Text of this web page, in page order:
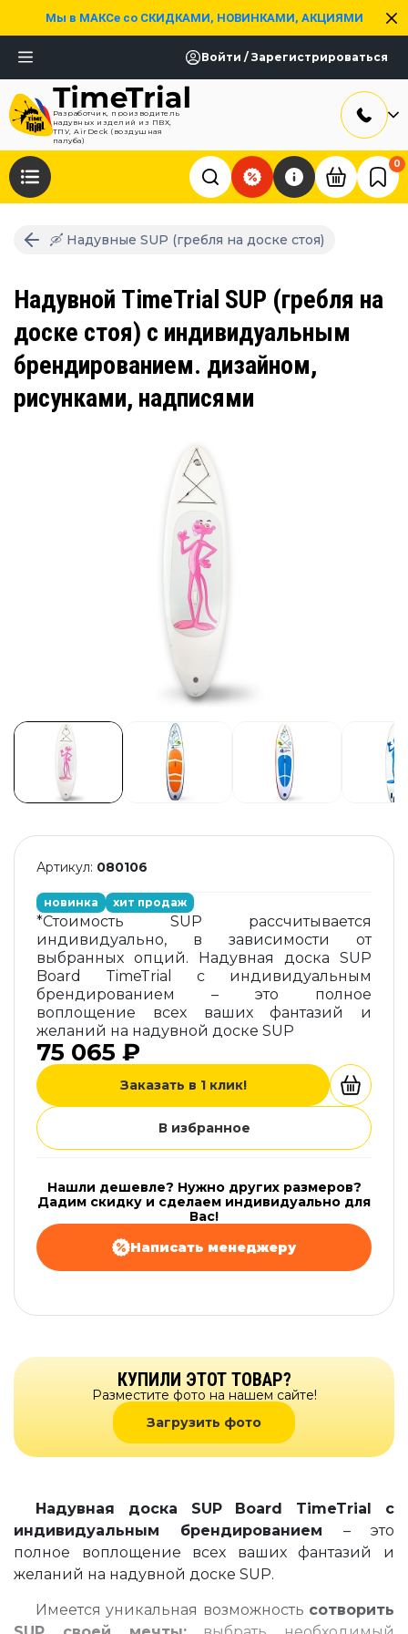
Мы в МАКСе со СКИДКАМИ, НОВИНКАМИ, АКЦИЯМИ
Войти / Зарегистрироваться
Разработчик, производитель
надувных изделий из ПВХ,
ТПУ, AirDeck (воздушная
палуба)
0
🛶 Надувные SUP (гребля на доске стоя)
Надувной TimeTrial SUP (гребля на
доске стоя) с индивидуальным
брендированием. дизайном,
рисунками, надписями
Артикул: 080106
новинка хит продаж
*Стоимость SUP рассчитывается
индивидуально, в зависимости от
выбранных опций. Надувная доска SUP
Board TimeTrial с индивидуальным
брендированием – это полное
воплощение всех ваших фантазий и
желаний на надувной доске SUP
75 065 ₽
Заказать в 1 клик!
В избранное
Нашли дешевле? Нужно других размеров?
Дадим скидку и сделаем индивидуально для
Вас!
Написать менеджеру
КУПИЛИ ЭТОТ ТОВАР?
Разместите фото на нашем сайте!
Загрузить фото
Надувная доска SUP Board TimeTrial с
индивидуальным брендированием – это
полное воплощение всех ваших фантазий и
желаний на надувной доске SUP.
Имеется уникальная возможность сотворить